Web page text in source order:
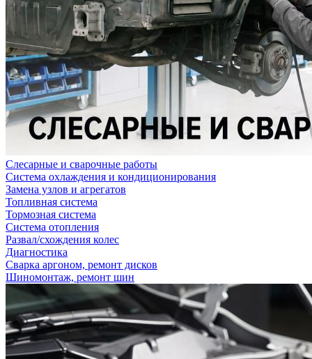
Слесарные и сварочные работы
Система охлаждения и кондиционирования
Замена узлов и агрегатов
Топливная система
Тормозная система
Система отопления
Развал/схождения колес
Диагностика
Сварка аргоном, ремонт дисков
Шиномонтаж, ремонт шин